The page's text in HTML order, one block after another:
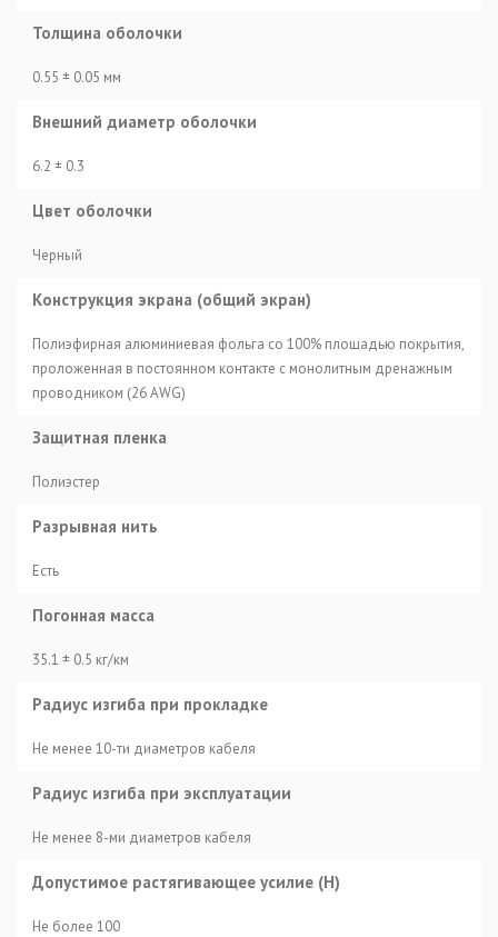
Толщина оболочки
0.55 ± 0.05 мм
Внешний диаметр оболочки
6.2 ± 0.3
Цвет оболочки
Черный
Конструкция экрана (общий экран)
Полиэфирная алюминиевая фольга со 100% площадью покрытия,
проложенная в постоянном контакте с монолитным дренажным
проводником (26 AWG)
Защитная пленка
Полиэстер
Разрывная нить
Есть
Погонная масса
35.1 ± 0.5 кг/км
Радиус изгиба при прокладке
Не менее 10-ти диаметров кабеля
Радиус изгиба при эксплуатации
Не менее 8-ми диаметров кабеля
Допустимое растягивающее усилие (Н)
Не более 100